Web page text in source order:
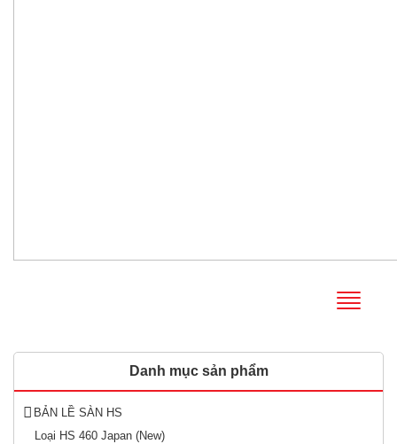
Danh mục sản phẩm
BẢN LỀ SÀN HS
Loại HS 460 Japan (New)